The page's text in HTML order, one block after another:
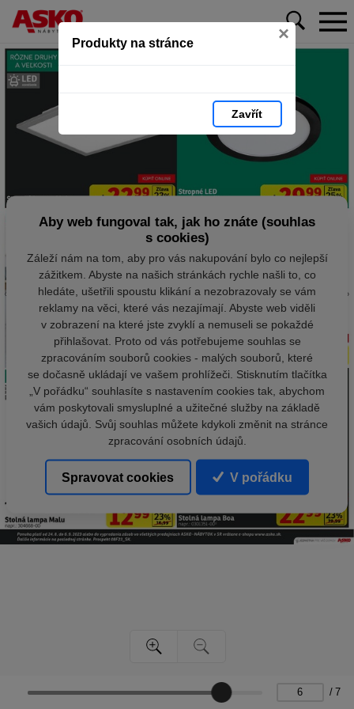
Produkty na stránce ×
Zavřít
/ 7
Aby web fungoval tak, jak ho znáte (souhlas
s cookies)
Záleží nám na tom, aby pro vás nakupování bylo co nejlepší
zážitkem. Abyste na našich stránkách rychle našli to, co
hledáte, ušetřili spoustu klikání a nezobrazovaly se vám
reklamy na věci, které vás nezajímají. Abyste web viděli
v zobrazení na které jste zvyklí a nemuseli se pokaždé
přihlašovat. Proto od vás potřebujeme souhlas se
zpracováním souborů cookies - malých souborů, které
se dočasně ukládají ve vašem prohlížeči. Stisknutím tlačítka
„V pořádku“ souhlasíte s nastavením cookies tak, abychom
vám poskytovali smysluplné a užitečné služby na základě
vašich údajů. Svůj souhlas můžete kdykoli změnit na stránce
zpracování osobních údajů.
Spravovat cookies V pořádku